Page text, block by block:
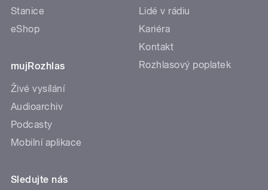
Stanice
eShop
mujRozhlas
Živé vysílání
Audioarchiv
Podcasty
Mobilní aplikace
Lidé v rádiu
Kariéra
Kontakt
Rozhlasový poplatek
Sledujte nás